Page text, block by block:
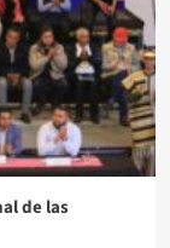
de las